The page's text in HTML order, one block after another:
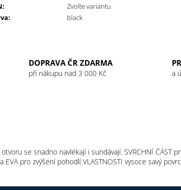
:
Zvolte variantu
: black
DOPRAVA ČR ZDARMA
při nákupu nad 3 000 Kč a
se snadno navlékají i sundávají. SVRCHNÍ ČÁST
pro zvýšení pohodlí VLASTNOSTI vysoce savý